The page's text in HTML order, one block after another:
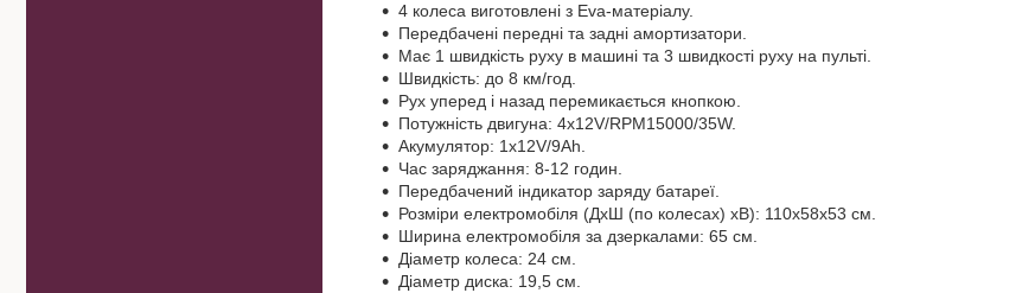
4 колеса виготовлені з Eva-матеріалу.
Передбачені передні та задні амортизатори.
Має 1 швидкість руху в машині та 3 швидкості руху на пульті.
Швидкість: до 8 км/год.
Рух уперед і назад перемикається кнопкою.
Потужність двигуна: 4х12V/RPM15000/35W.
Акумулятор: 1х12V/9Ah.
Час заряджання: 8-12 годин.
Передбачений індикатор заряду батареї.
Розміри електромобіля (ДхШ (по колесах) хВ): 110х58х53 см.
Ширина електромобіля за дзеркалами: 65 см.
Діаметр колеса: 24 см.
Діаметр диска: 19,5 см.